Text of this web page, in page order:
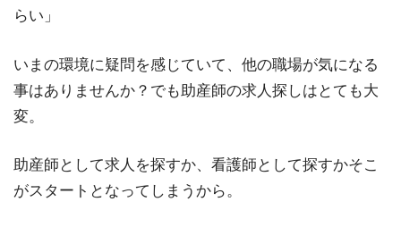
らい」
いまの環境に疑問を感じていて、他の職場が気になる
事はありませんか？でも助産師の求人探しはとても大
変。
助産師として求人を探すか、看護師として探すかそこ
がスタートとなってしまうから。